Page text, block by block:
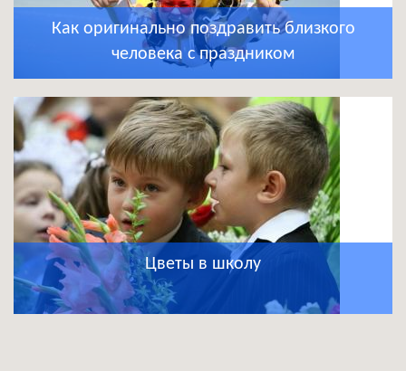
Как оригинально поздравить близкого
человека с праздником
Цветы в школу